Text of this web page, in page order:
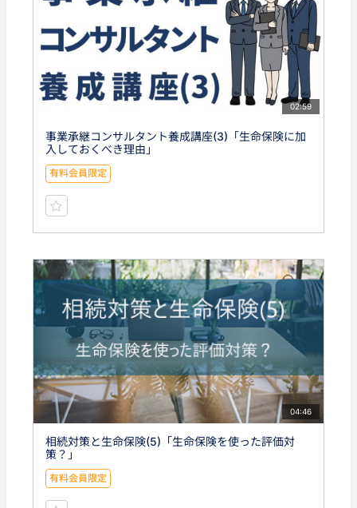
02:59
事業承継コンサルタント養成講座(3)「生命保険に加
入しておくべき理由」
有料会員限定
04:46
相続対策と生命保険(5)「生命保険を使った評価対
策？」
有料会員限定